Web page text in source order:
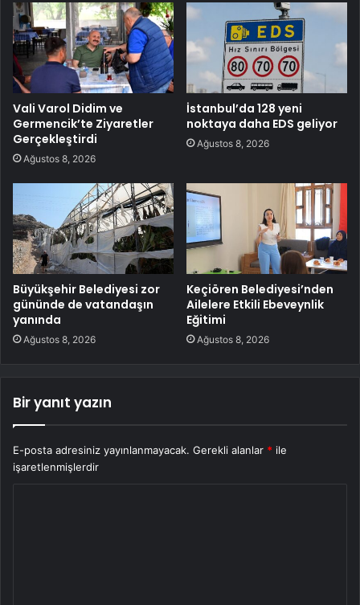
Vali Varol Didim ve
Germencik’te Ziyaretler
Gerçekleştirdi
Ağustos 8, 2026
İstanbul’da 128 yeni
noktaya daha EDS geliyor
Ağustos 8, 2026
Büyükşehir Belediyesi zor
gününde de vatandaşın
yanında
Ağustos 8, 2026
Keçiören Belediyesi’nden
Ailelere Etkili Ebeveynlik
Eğitimi
Ağustos 8, 2026
Bir yanıt yazın
E-posta adresiniz yayınlanmayacak. Gerekli alanlar * ile
işaretlenmişlerdir